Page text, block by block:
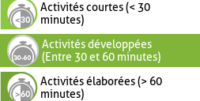
Activités courtes (< 30
minutes)
Activités développées
(Entre 30 et 60 minutes)
Activités élaborées (> 60
minutes)